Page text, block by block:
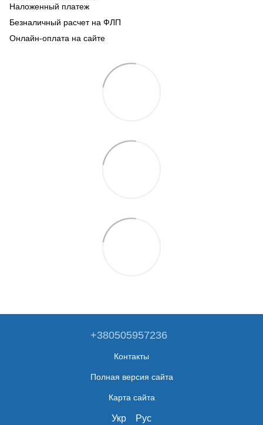
Наложенный платеж
Безналичный расчет на ФЛП
Онлайн-оплата на сайте
+380505957236
Контакты
Полная версия сайта
Карта сайта
Укр Рус